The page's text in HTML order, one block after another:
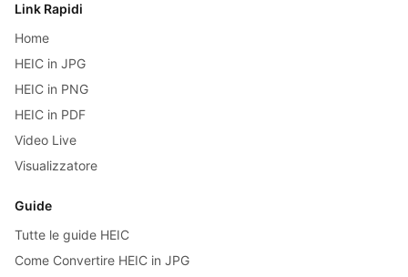
Link Rapidi
Home
HEIC in JPG
HEIC in PNG
HEIC in PDF
Video Live
Visualizzatore
Guide
Tutte le guide HEIC
Come Convertire HEIC in JPG